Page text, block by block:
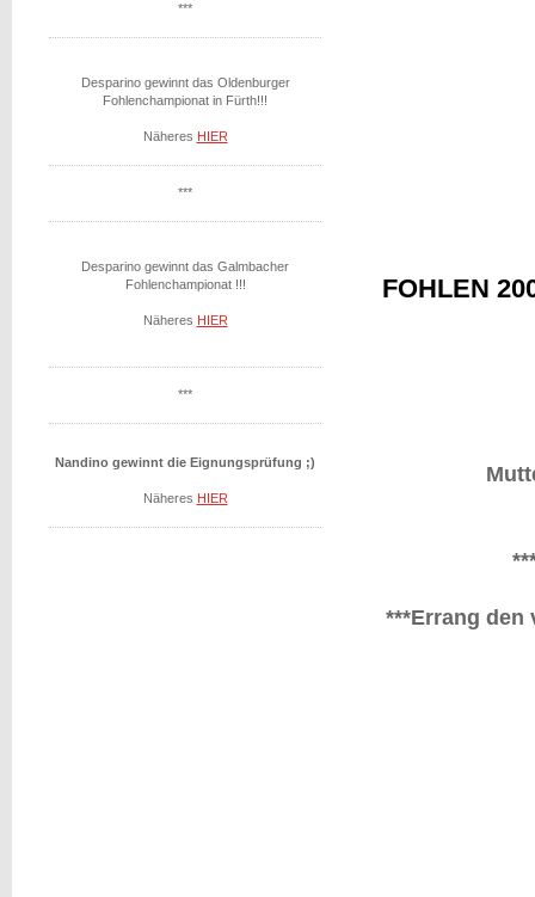
***
Desparino gewinnt das Oldenburger
Fohlenchampionat in Fürth!!!
Näheres HIER
***
Desparino gewinnt das Galmbacher
Fohlenchampionat !!!
Näheres HIER
***
Nandino gewinnt die Eignungsprüfung ;)
Näheres HIER
FOHLEN
***Errang den